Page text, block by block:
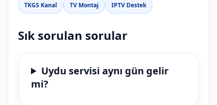
TKGS Kanal TV Montaj IPTV Destek
Sık sorulan sorular
Uydu servisi aynı gün gelir
mi?